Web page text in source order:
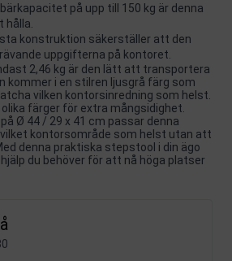
på upp till 150 kg är denna
konstruktion säkerställer att den
uppgifterna på kontoret.
2,46 kg är den lätt att transportera
kommer i en stilren ljusgrå färg som
vilken kontorsinredning som helst.
färger för extra mångsidighet.
Ø 44 / 29 x 41 cm passar denna
kontorsområde som helst utan att
denna praktiska stepstool i din ägo
du behöver för att nå höga platser